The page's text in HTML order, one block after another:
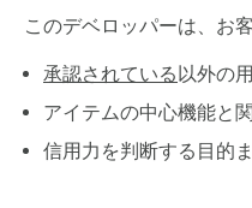
このデベロッパーは、お
承認されている以外の
アイテムの中心機能と
信用力を判断する目的